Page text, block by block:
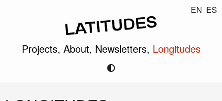
EN ES
Projects, About, Newsletters, Longitudes